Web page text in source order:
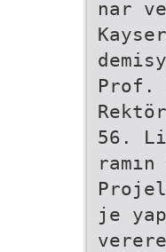
nar
Prof.
56.
je